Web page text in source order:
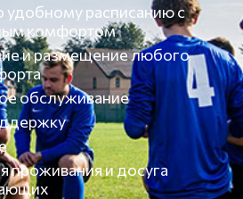
удобному расписанию с
комфортом
и размещение любого
обслуживание
проживания и досуга